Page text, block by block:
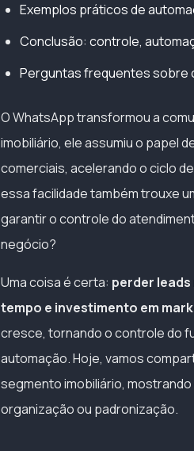
Exemplos práticos de
Conclusão: controle,
Perguntas frequentes sobre
O WhatsApp transformou a
imobiliário, ele assumiu o papel
comerciais, acelerando o ciclo
essa facilidade também trouxe
garantir o controle do
negócio?
Uma coisa é certa: perder leads
tempo e investimento em
cresce, tornando o controle do
automação. Hoje, vamos
segmento imobiliário,
organização ou padronização.